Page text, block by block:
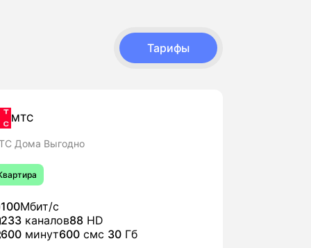
вами, предложит доступные тарифы,
Тарифы
МТС
Дома Выгодно
100Мбит/с
233каналов88HD
600 минут600 смс 30 Гб